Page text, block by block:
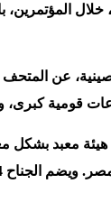
عن
حوالي 100 متر